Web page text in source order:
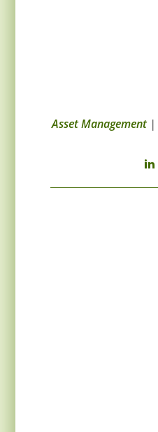
Asset Management|